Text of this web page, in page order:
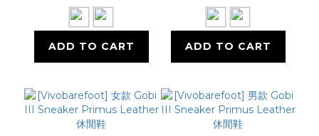
ADD TO CART ADD TO CART